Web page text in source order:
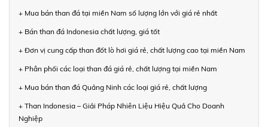
+ Mua bán than đá tại miền Nam số lượng lớn với giá rẻ nhất
+ Bán than đá Indonesia chất lượng, giá tốt
+ Đơn vị cung cấp than đốt lò hơi giá rẻ, chất lượng cao tại miền Nam
+ Phân phối các loại than đá giá rẻ, chất lượng tại miền Nam
+ Mua bán than đá Quảng Ninh các loại giá rẻ, chất lượng
+ Than Indonesia – Giải Pháp Nhiên Liệu Hiệu Quả Cho Doanh
Nghiệp